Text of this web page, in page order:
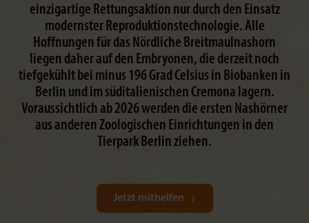
einzigartige Rettungsaktion nur durch den Einsatz
modernster Reproduktionstechnologie. Alle
Hoffnungen für das Nördliche Breitmaulnashorn
liegen daher auf den Embryonen, die derzeit noch
tiefgekühlt bei minus 196 Grad Celsius in Biobanken in
Berlin und im süditalienischen Cremona lagern.
Voraussichtlich ab 2026 werden die ersten Nashörner
aus anderen Zoologischen Einrichtungen in den
Tierpark Berlin ziehen.
Jetzt mithelfen